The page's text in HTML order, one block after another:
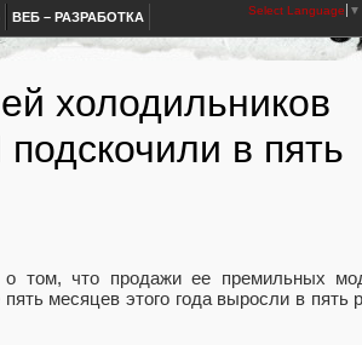
ВЕБ – РАЗРАБОТКА Select Language ▼
холодильников
в пять
о том, что продажи ее премильных
месяцев этого года выросли в пять